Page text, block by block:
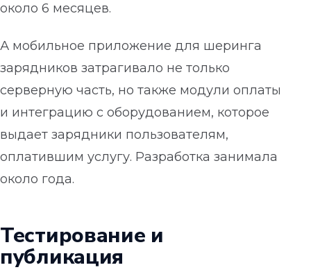
около 6 месяцев.
А мобильное приложение для шеринга
зарядников затрагивало не только
серверную часть, но также модули оплаты
и интеграцию с оборудованием, которое
выдает зарядники пользователям,
оплатившим услугу. Разработка занимала
около года.
Тестирование и
публикация